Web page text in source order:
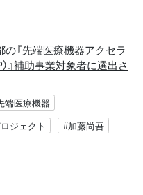
の『先端医療機器アクセラ
』補助事業対象者に選出さ
端医療機器
ジェクト
#加藤尚吾